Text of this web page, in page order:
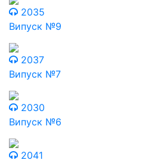
2035
Випуск №9
2037
Випуск №7
2030
Випуск №6
2041